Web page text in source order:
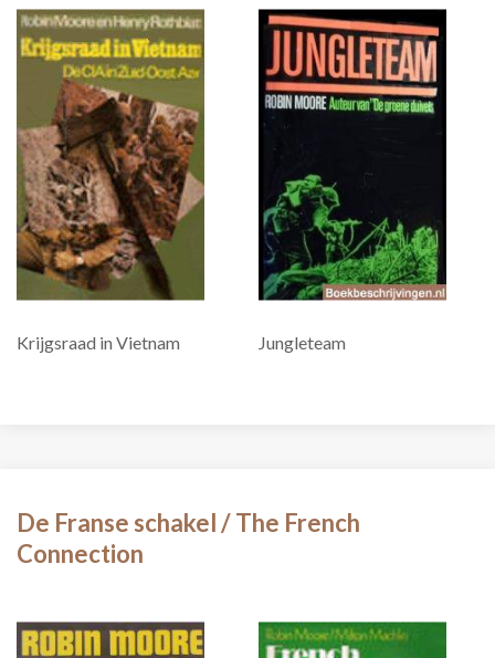
Krijgsraad in Vietnam Jungleteam
De Franse schakel / The French
Connection